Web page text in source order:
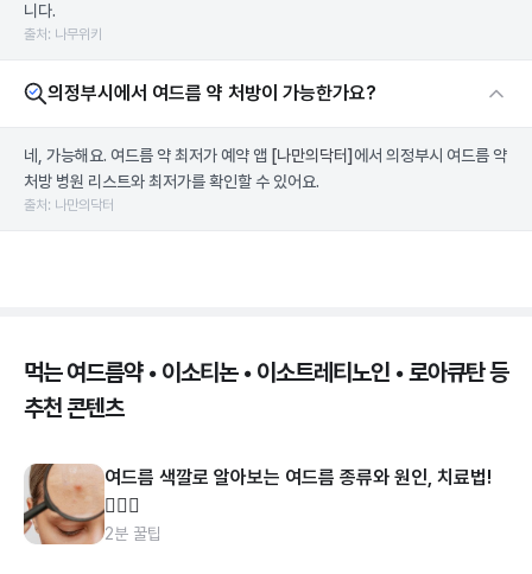
니다.
출처: 나무위키
의정부시에서 여드름 약 처방이 가능한가요?
네, 가능해요. 여드름 약 최저가 예약 앱 [나만의닥터] 에서 의정부시 여드름 약
처방 병원 리스트와 최저가를 확인할 수 있어요.
출처: 나만의닥터
먹는 여드름약 • 이소티논 • 이소트레티노인 • 로아큐탄 등
추천 콘텐츠
여드름 색깔로 알아보는 여드름 종류와 원인, 치료법!
👩🏻‍⚕️
2분 꿀팁